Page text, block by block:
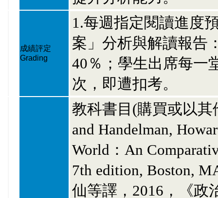
成績評定
Grading
1.每週指定閱讀進度
案」分析與解讀報告
40％；學生出席每一
次，即遭扣考。
教科書目(購買或以其
and Handelman,
World：An
7th edition, Boston,
仙等譯，2016，《政